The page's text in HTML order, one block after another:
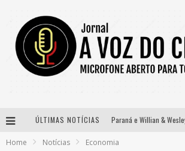
ÚLTIMAS NOTÍCIAS
Home Notícias Economia